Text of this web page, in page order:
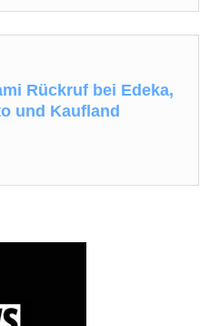
Rückruf bei Edeka,
und Kaufland